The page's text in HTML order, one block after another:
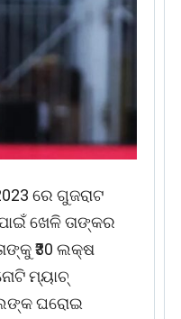
ରେ ଗୁଜରାଟ
ଖେଳି ତାଙ୍କର
₹30 ଲକ୍ଷ
ମ୍ୟାଚ୍
ଘରୋଇ